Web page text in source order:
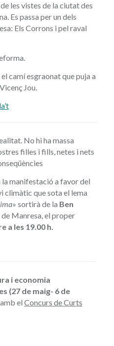
les vistes de la ciutat des
Es passa per un dels
Els Corrons i pel raval
camí esgraonat que puja a
Jou.
No hi ha massa
filles i fills, netes i nets
manifestació a favor del
climàtic que sota el lema
» sortirà de la Ben
Manresa, el proper
a les 19.00 h.
i economia
(27 de maig- 6 de
el Concurs de Curts